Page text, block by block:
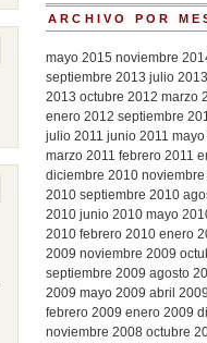
ARCHIVO POR
mayo 2015 noviembre
septiembre 2013 julio 2013
2013 octubre 2012 marzo
enero 2012 septiembre
julio 2011 junio 2011 mayo
marzo 2011 febrero 2011
diciembre 2010
2010 septiembre 2010
2010 junio 2010 mayo
2010 febrero 2010 enero
2009 noviembre 2009
septiembre 2009 agosto
2009 mayo 2009 abril 2009
febrero 2009 enero 2009
noviembre 2008 octubre